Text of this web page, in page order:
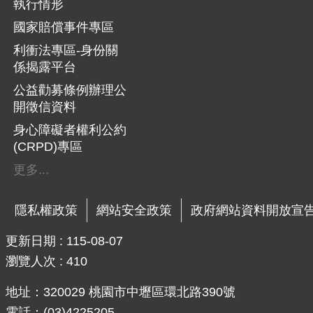
執行情形
國家賠償事件專區
利衝法專區-身份關
係揭露平台
公益勸募條例辦理公
開徵信資料
身心障礙者權利公約
(CRPD)專區
更多...
隱私權政策 網站安全政策 政府網站資料開放宣
更新日期
115-08-07
瀏覽人次
410
地址：320029 桃園市中壢區環北路390號